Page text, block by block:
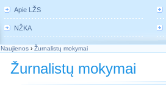
Apie LŽS
NŽKA
Naujienos › Žurnalistų mokymai
Žurnalistų mokymai